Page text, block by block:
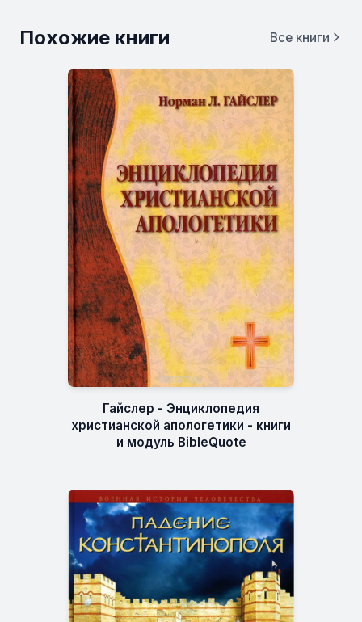
Похожие книги Все книги
Гайслер - Энциклопедия
христианской апологетики - книги
и модуль BibleQuote